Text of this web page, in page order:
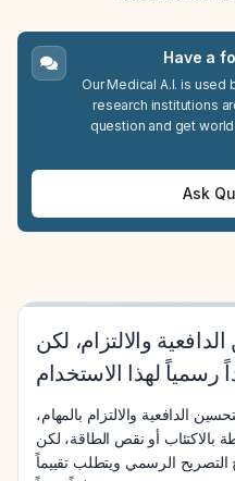
Have a
Our Medical A.I. is
research institutions
question and get
Ask
والالتزام، لكن
رسمياً لهذا الاستخدام
الدافعية والالتزام بالمهام،
بالاكتئاب أو نقص الطاقة، لكن
التصريح الرسمي ويتطلب تقييماً